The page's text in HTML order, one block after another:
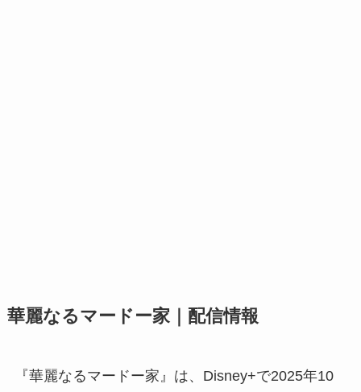
華麗なるマードー家｜配信情報
『華麗なるマードー家』は、Disney+で2025年10